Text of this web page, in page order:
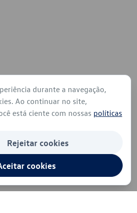
durante a navegação,
Ao continuar no site,
está ciente com nossas políticas
Rejeitar cookies
cookies